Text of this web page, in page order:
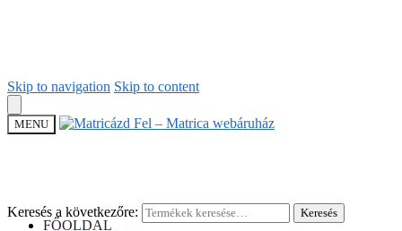
Skip to navigation Skip to content
MENU
Keresés a következőre: Keresés
FŐOLDAL